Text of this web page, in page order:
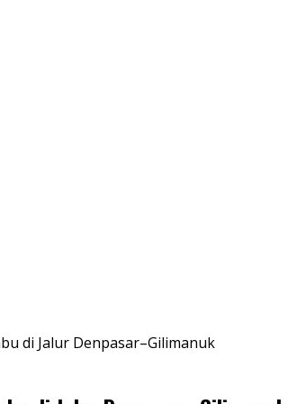
di Jalur Denpasar–Gilimanuk